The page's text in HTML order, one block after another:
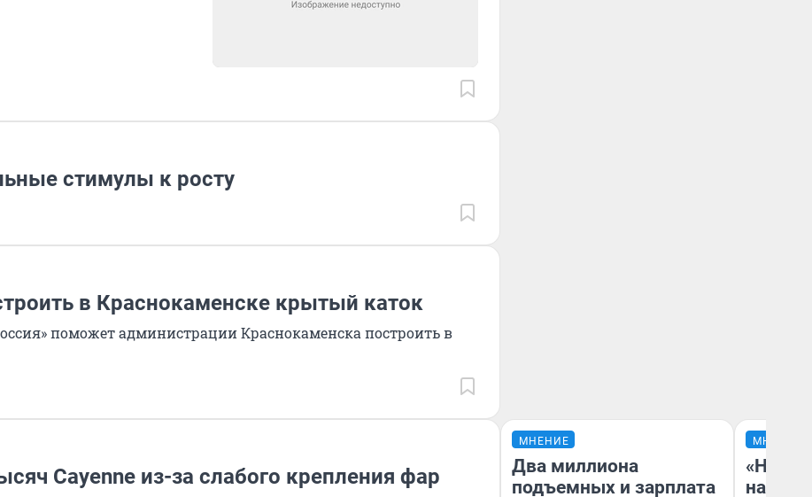
стимулы к росту
в Краснокаменске крытый каток
поможет администрации Краснокаменска построить в
Cayenne из-за слабого крепления фар
МНЕНИЕ
Два миллиона
подъемных и зарплата
МНЕНИЕ
«Надо
надо